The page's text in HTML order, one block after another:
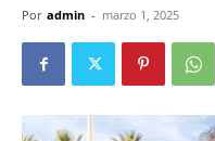
Por admin - marzo 1, 2025